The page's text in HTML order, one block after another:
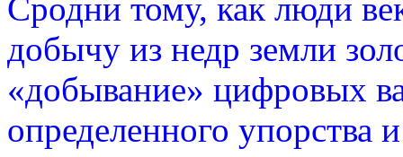
Сродни тому, как люди
добычу из недр земли
«добывание» цифровых
определенного упорства